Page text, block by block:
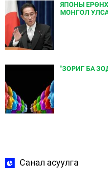
ЯПОНЫ
МОНГОЛ
"ЗОРИГ БА
Санал асуулга